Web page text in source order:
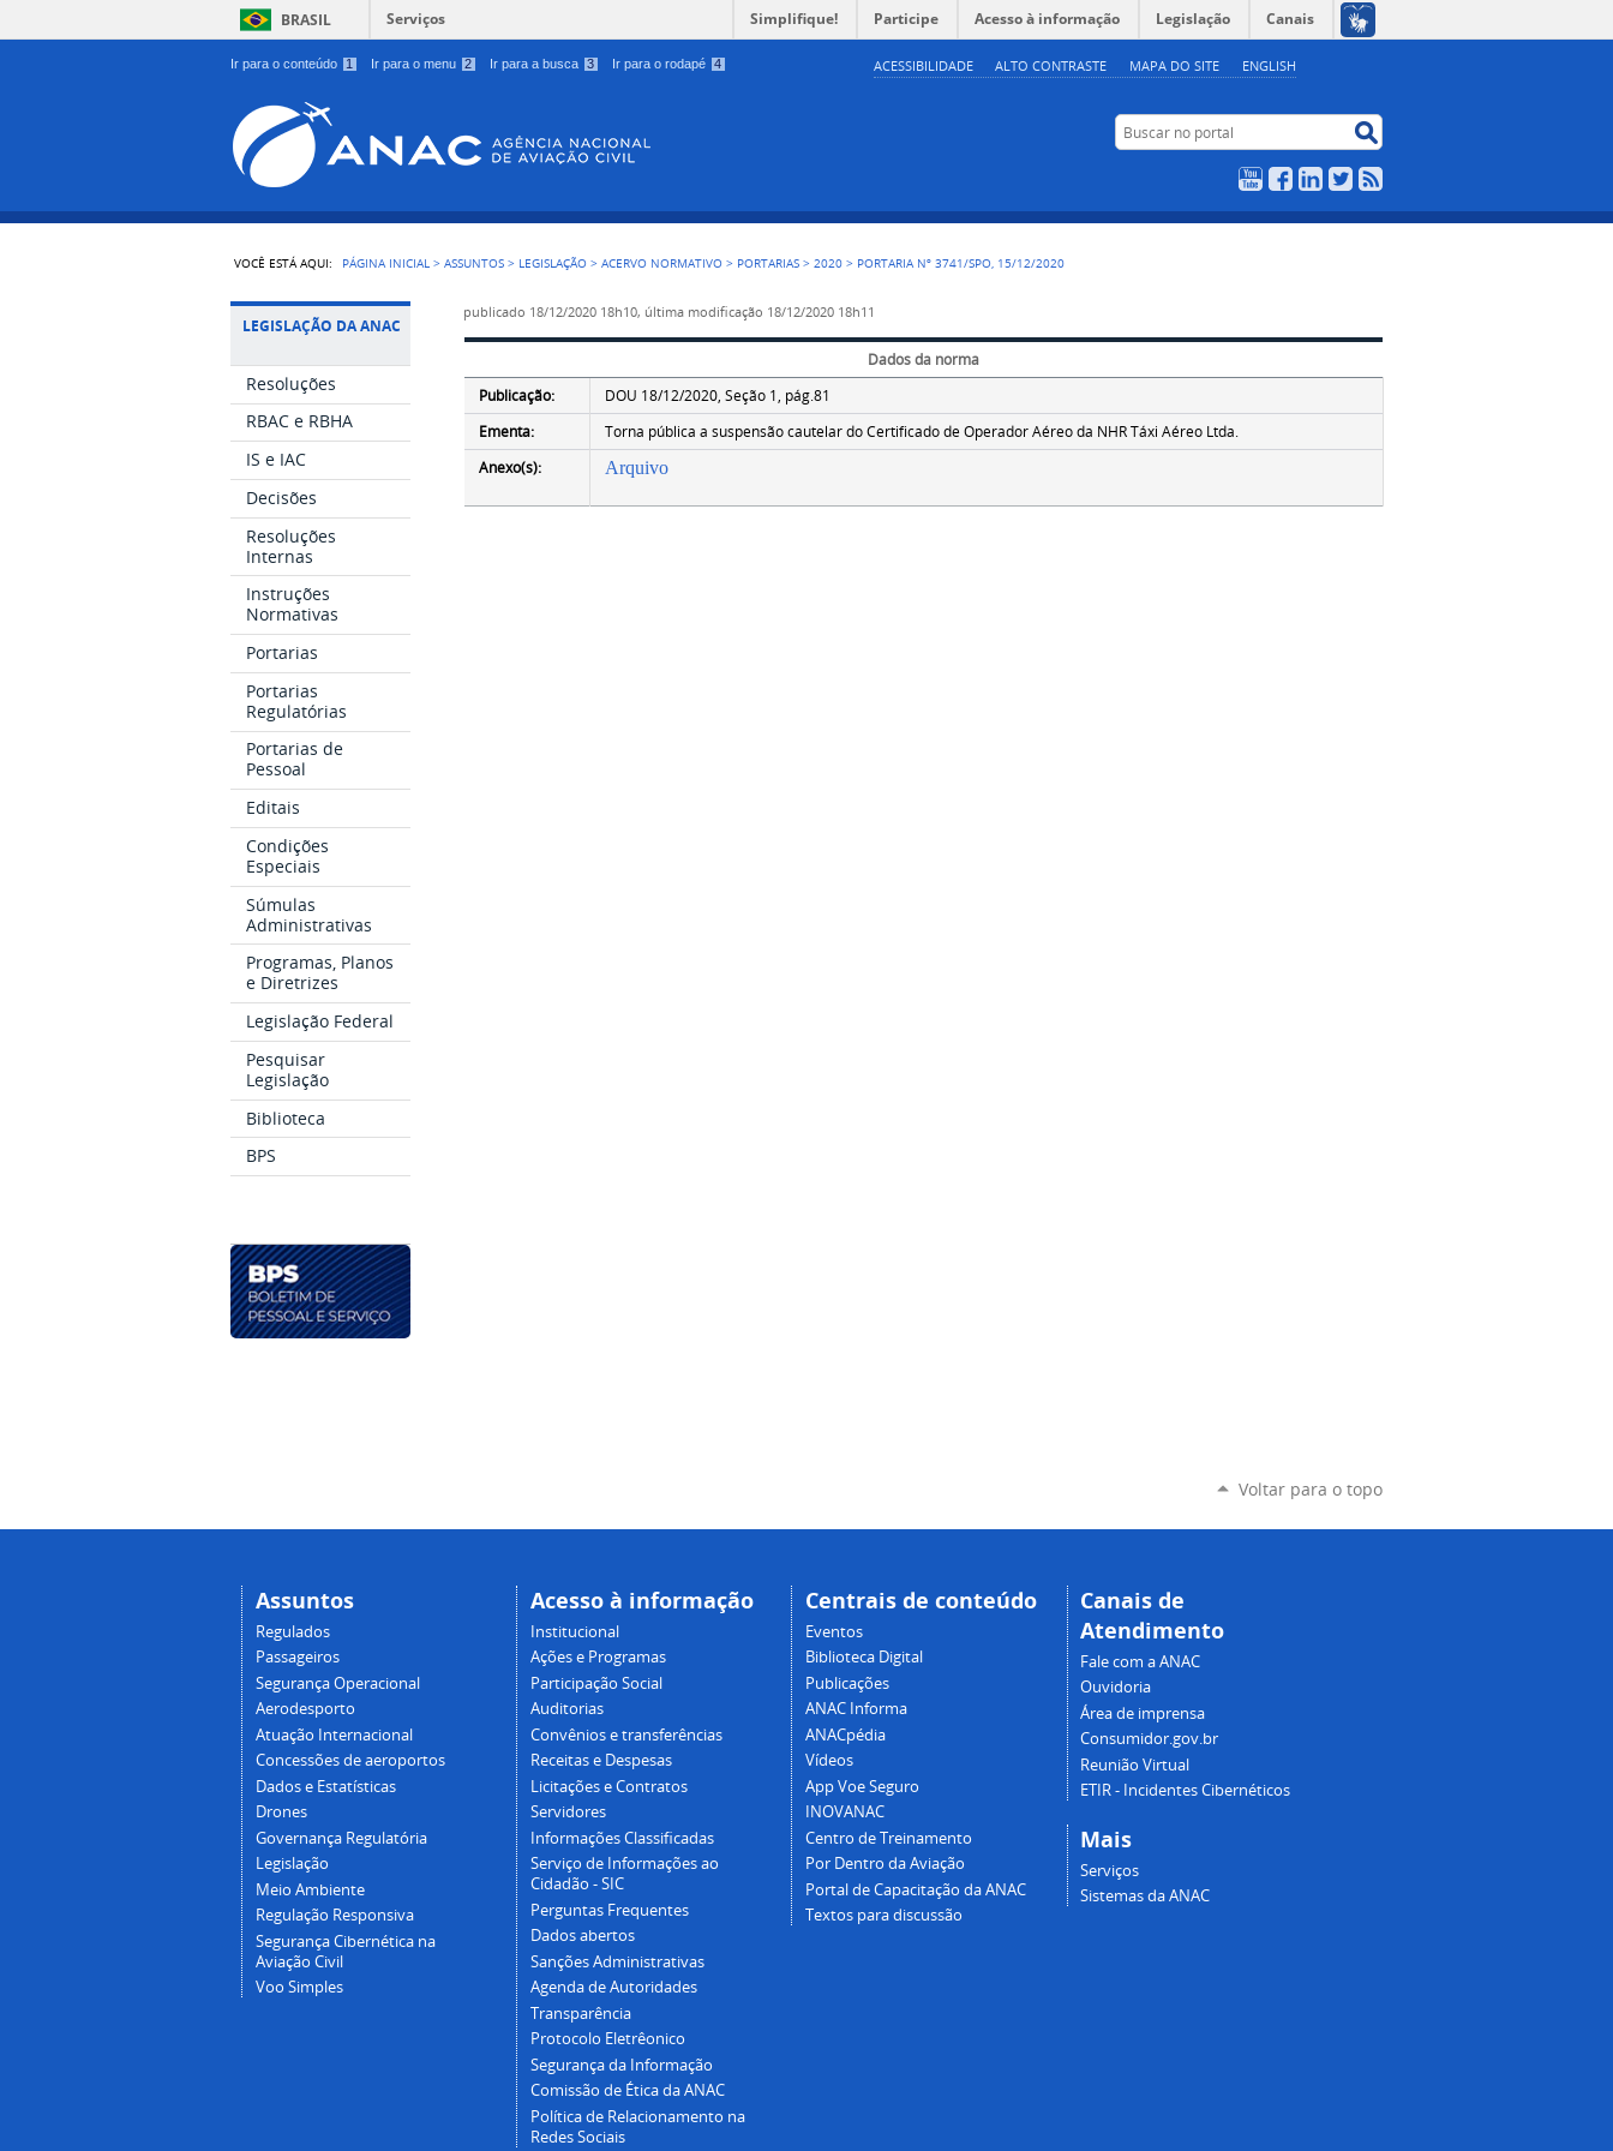
Ir para o conteúdo 1 Ir para o menu 2 Ir para a busca 3 Ir para o rodapé 4 ACESSIBILIDADE ALTO CONTRASTE MAPA DO SITE ENGLISH
BRASIL Serviços Simplifique! Participe Acesso à informação Legislação Canais
Buscar no portal
YouTubeFacebookLinkedIn
Twitter
VOCÊ ESTÁ AQUI: PÁGINA INICIAL >ASSUNTOS > LEGISLAÇÃO >ACERVO NORMATIVO > PORTARIAS >2020 > PORTARIA Nº 3741/SPO, 15/12/2020
LEGISLAÇÃO DA ANAC
Resoluções
RBAC e RBHA
IS e IAC
Decisões
Resoluções
Internas
Instruções
Normativas
Portarias
Portarias
Regulatórias
Portarias de
Pessoal
Editais
Condições
Especiais
Súmulas
Administrativas
Programas, Planos
e Diretrizes
Legislação Federal
Pesquisar
Legislação
Biblioteca
BPS
publicado 18/12/2020 18h10, última modificação 18/12/2020 18h11
Dados da norma
Publicação:
DOU 18/12/2020, Seção 1, pág.81
Ementa:
Torna pública a suspensão cautelar do Certificado de Operador Aéreo da NHR Táxi Aéreo Ltda.
Anexo(s):
Arquivo
Voltar para o topo
Assuntos
Regulados
Passageiros
Segurança Operacional
Aerodesporto
Atuação Internacional
Concessões de aeroportos
Dados e Estatísticas
Drones
Governança Regulatória
Legislação
Meio Ambiente
Regulação Responsiva
Segurança Cibernética na
Aviação Civil
Voo Simples
Acesso à informação
Institucional
Ações e Programas
Participação Social
Auditorias
Convênios e transferências
Receitas e Despesas
Licitações e Contratos
Servidores
Informações Classificadas
Serviço de Informações ao
Cidadão - SIC
Perguntas Frequentes
Dados abertos
Sanções Administrativas
Agenda de Autoridades
Transparência
Protocolo Eletrêonico
Segurança da Informação
Comissão de Ética da ANAC
Política de Relacionamento na
Redes Sociais
Centrais de conteúdo
Eventos
Biblioteca Digital
Publicações
ANAC Informa
ANACpédia
Vídeos
App Voe Seguro
INOVANAC
Centro de Treinamento
Por Dentro da Aviação
Portal de Capacitação da ANAC
Textos para discussão
Canais de
Atendimento
Fale com a ANAC
Ouvidoria
Área de imprensa
Consumidor.gov.br
Reunião Virtual
ETIR - Incidentes Cibernéticos
Mais
Serviços
Sistemas da ANAC